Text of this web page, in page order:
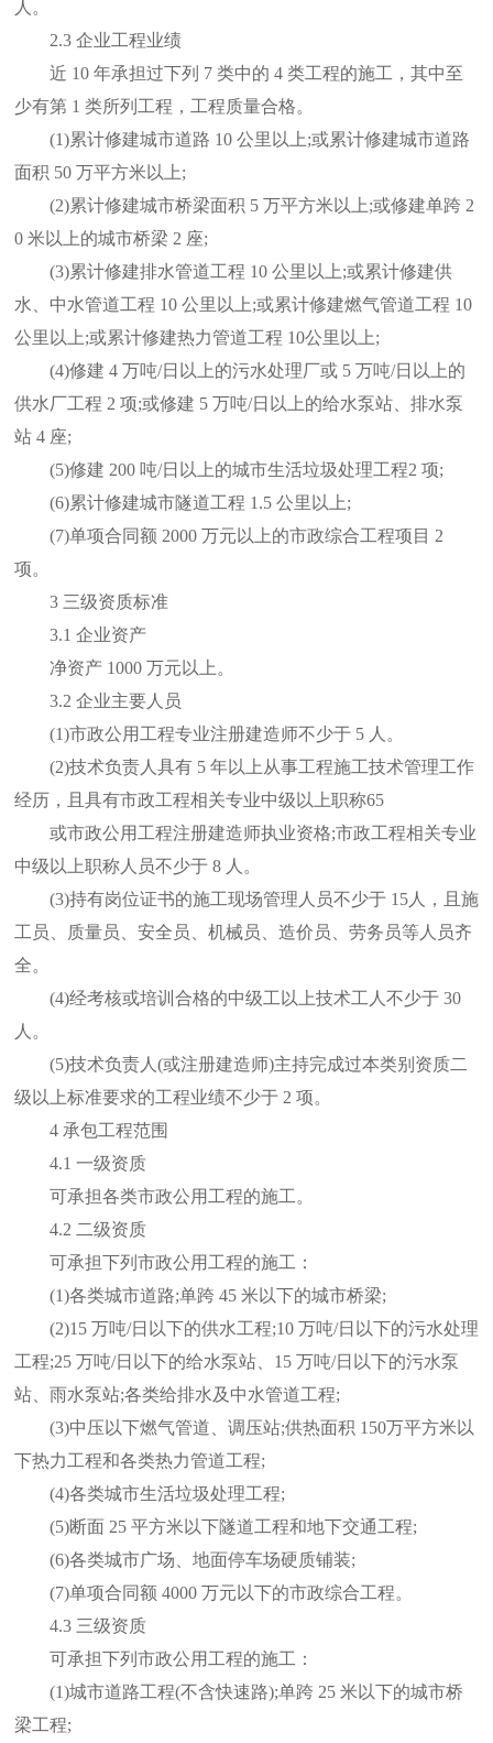
人。
2.3 企业工程业绩
近 10 年承担过下列 7 类中的 4 类工程的施工，其中至
少有第 1 类所列工程，工程质量合格。
(1)累计修建城市道路 10 公里以上;或累计修建城市道路
面积 50 万平方米以上;
(2)累计修建城市桥梁面积 5 万平方米以上;或修建单跨 2
0 米以上的城市桥梁 2 座;
(3)累计修建排水管道工程 10 公里以上;或累计修建供
水、中水管道工程 10 公里以上;或累计修建燃气管道工程 10
公里以上;或累计修建热力管道工程 10公里以上;
(4)修建 4 万吨/日以上的污水处理厂或 5 万吨/日以上的
供水厂工程 2 项;或修建 5 万吨/日以上的给水泵站、排水泵
站 4 座;
(5)修建 200 吨/日以上的城市生活垃圾处理工程2 项;
(6)累计修建城市隧道工程 1.5 公里以上;
(7)单项合同额 2000 万元以上的市政综合工程项目 2
项。
3 三级资质标准
3.1 企业资产
净资产 1000 万元以上。
3.2 企业主要人员
(1)市政公用工程专业注册建造师不少于 5 人。
(2)技术负责人具有 5 年以上从事工程施工技术管理工作
经历，且具有市政工程相关专业中级以上职称65
或市政公用工程注册建造师执业资格;市政工程相关专业
中级以上职称人员不少于 8 人。
(3)持有岗位证书的施工现场管理人员不少于 15人，且施
工员、质量员、安全员、机械员、造价员、劳务员等人员齐
全。
(4)经考核或培训合格的中级工以上技术工人不少于 30
人。
(5)技术负责人(或注册建造师)主持完成过本类别资质二
级以上标准要求的工程业绩不少于 2 项。
4 承包工程范围
4.1 一级资质
可承担各类市政公用工程的施工。
4.2 二级资质
可承担下列市政公用工程的施工：
(1)各类城市道路;单跨 45 米以下的城市桥梁;
(2)15 万吨/日以下的供水工程;10 万吨/日以下的污水处理
工程;25 万吨/日以下的给水泵站、15 万吨/日以下的污水泵
站、雨水泵站;各类给排水及中水管道工程;
(3)中压以下燃气管道、调压站;供热面积 150万平方米以
下热力工程和各类热力管道工程;
(4)各类城市生活垃圾处理工程;
(5)断面 25 平方米以下隧道工程和地下交通工程;
(6)各类城市广场、地面停车场硬质铺装;
(7)单项合同额 4000 万元以下的市政综合工程。
4.3 三级资质
可承担下列市政公用工程的施工：
(1)城市道路工程(不含快速路);单跨 25 米以下的城市桥
梁工程;